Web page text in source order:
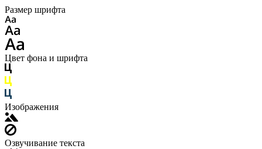
Размер шрифта
Цвет фона и шрифта
Изображения
Озвучивание текста